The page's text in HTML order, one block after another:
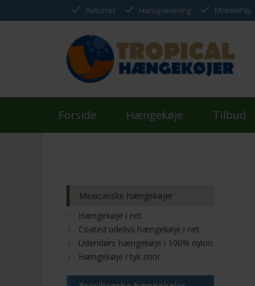
Returret Hurtig levering MobilePay
Forside Hængekøje Tilbud
Mexicanske hængekøjer
Hængekøje i net
Coated udelivs hængekøje i net
Udendørs hængekøje i 100% nylon
Hængekøje i tyk snor